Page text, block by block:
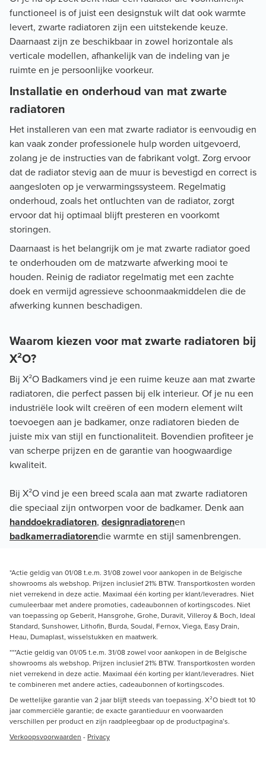
functioneel is of juist een designstuk wilt dat ook warmte
levert, zwarte radiatoren zijn een uitstekende keuze.
Daarnaast zijn ze beschikbaar in zowel horizontale als
verticale modellen, afhankelijk van de indeling van je
ruimte en je persoonlijke voorkeur.
Installatie en onderhoud van mat zwarte
radiatoren
Het installeren van een mat zwarte radiator is eenvoudig en
kan vaak zonder professionele hulp worden uitgevoerd,
zolang je de instructies van de fabrikant volgt. Zorg ervoor
dat de radiator stevig aan de muur is bevestigd en correct is
aangesloten op je verwarmingssysteem. Regelmatig
onderhoud, zoals het ontluchten van de radiator, zorgt
ervoor dat hij optimaal blijft presteren en voorkomt
storingen.
Daarnaast is het belangrijk om je mat zwarte radiator goed
te onderhouden om de matzwarte afwerking mooi te
houden. Reinig de radiator regelmatig met een zachte
doek en vermijd agressieve schoonmaakmiddelen die de
afwerking kunnen beschadigen.
Waarom kiezen voor mat zwarte radiatoren bij
X²O?
Bij X²O Badkamers vind je een ruime keuze aan mat zwarte
radiatoren, die perfect passen bij elk interieur. Of je nu een
industriële look wilt creëren of een modern element wilt
toevoegen aan je badkamer, onze radiatoren bieden de
juiste mix van stijl en functionaliteit. Bovendien profiteer je
van scherpe prijzen en de garantie van hoogwaardige
kwaliteit.
Bij X²O vind je een breed scala aan mat zwarte radiatoren
die speciaal zijn ontworpen voor de badkamer. Denk aan
handdoekradiatoren, designradiatorenen
badkamerradiatorendie warmte en stijl samenbrengen.
*Actie geldig van 01/08 t.e.m. 31/08 zowel voor aankopen in de Belgische
showrooms als webshop. Prijzen inclusief 21% BTW. Transportkosten worden
niet verrekend in deze actie. Maximaal één korting per klant/leveradres. Niet
cumuleerbaar met andere promoties, cadeaubonnen of kortingscodes. Niet
van toepassing op Geberit, Hansgrohe, Grohe, Duravit, Villeroy & Boch, Ideal
Standard, Sunshower, Lithofin, Burda, Soudal, Fernox, Viega, Easy Drain,
Heau, Dumaplast, wisselstukken en maatwerk.
***Actie geldig van 01/05 t.e.m. 31/08 zowel voor aankopen in de Belgische
showrooms als webshop. Prijzen inclusief 21% BTW. Transportkosten worden
niet verrekend in deze actie. Maximaal één korting per klant/leveradres. Niet
te combineren met andere acties, cadeaubonnen of kortingscodes.
De wettelijke garantie van 2 jaar blijft steeds van toepassing. X²O biedt tot 10
jaar commerciële garantie; de exacte garantieduur en voorwaarden
verschillen per product en zijn raadpleegbaar op de productpagina’s.
Verkoopsvoorwaarden - Privacy